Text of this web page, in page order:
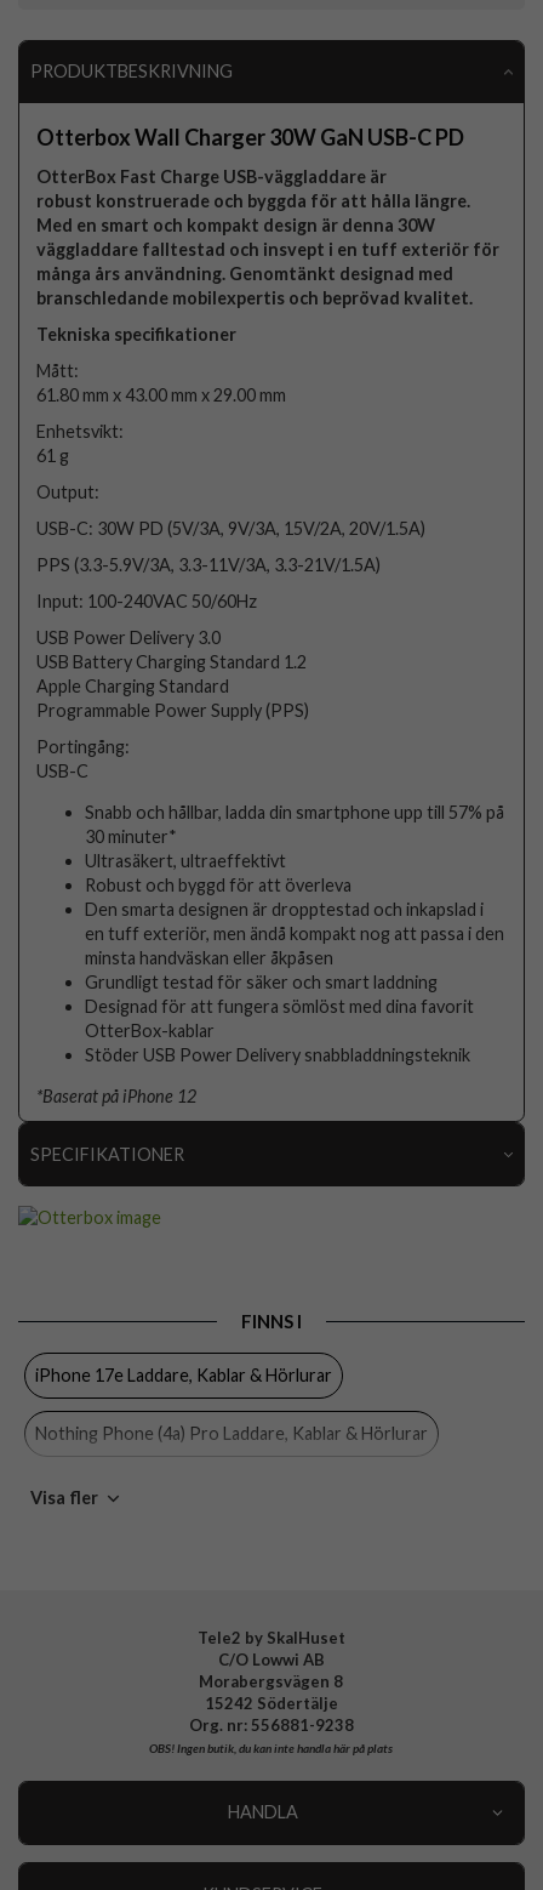
PRODUKTBESKRIVNING
Otterbox Wall Charger 30W GaN USB-C PD
OtterBox Fast Charge USB-väggladdare är
robust konstruerade och byggda för att hålla längre.
Med en smart och kompakt design är denna 30W
väggladdare falltestad och insvept i en tuff exteriör för
många års användning. Genomtänkt designad med
branschledande mobilexpertis och beprövad kvalitet.
Tekniska specifikationer
Mått:
61.80 mm x 43.00 mm x 29.00 mm
Enhetsvikt:
61 g
Output:
USB-C: 30W PD (5V/3A, 9V/3A, 15V/2A, 20V/1.5A)
PPS (3.3-5.9V/3A, 3.3-11V/3A, 3.3-21V/1.5A)
Input: 100-240VAC 50/60Hz
USB Power Delivery 3.0
USB Battery Charging Standard 1.2
Apple Charging Standard
Programmable Power Supply (PPS)
Portingång:
USB-C
Snabb och hållbar, ladda din smartphone upp till 57% på
30 minuter*
Ultrasäkert, ultraeffektivt
Robust och byggd för att överleva
Den smarta designen är dropptestad och inkapslad i
en tuff exteriör, men ändå kompakt nog att passa i den
minsta handväskan eller åkpåsen
Grundligt testad för säker och smart laddning
Designad för att fungera sömlöst med dina favorit
OtterBox-kablar
Stöder USB Power Delivery snabbladdningsteknik
*Baserat på iPhone 12
SPECIFIKATIONER
Material
Otterbox
EAN
FINNS I
iPhone 17e Laddare, Kablar & Hörlurar
Nothing Phone (4a) Pro Laddare, Kablar & Hörlurar
Nothing Phone (4a) Laddare, Kablar & Hörlurar
Nothing Phone 3 Laddare, Kablar & Hörlurar
Samsung Galaxy A57 Laddare, Kablar & Hörlurar
Samsung Galaxy A37 Laddare, Kablar & Hörlurar
Samsung Galaxy A27 Laddare, Kablar & Hörlurar
Visa fler
Tele2 by SkalHuset
C/O Lowwi AB
Morabergsvägen 8
15242 Södertälje
Org. nr: 556881-9238
OBS!Ingen butik, du kan inte handla här på plats
HANDLA